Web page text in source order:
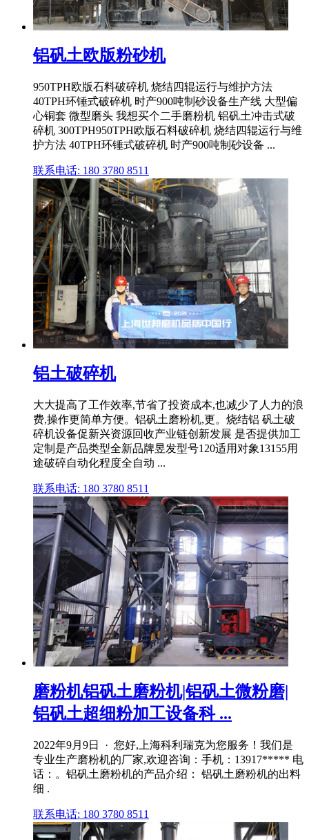
铝矾土欧版粉砂机
950TPH欧版石料破碎机 烧结四辊运行与维护方法
40TPH环锤式破碎机 时产900吨制砂设备生产线 大型偏
心铜套 微型磨头 我想买个二手磨粉机 铝矾土冲击式破
碎机 300TPH950TPH欧版石料破碎机 烧结四辊运行与维
护方法 40TPH环锤式破碎机 时产900吨制砂设备 ...
联系电话: 180 3780 8511
铝土破碎机
大大提高了工作效率,节省了投资成本,也减少了人力的浪
费,操作更简单方便。铝矾土磨粉机,更。烧结铝 矾土破
碎机设备促新兴资源回收产业链创新发展 是否提供加工
定制是产品类型全新品牌昱发型号120适用对象13155用
途破碎自动化程度全自动 ...
联系电话: 180 3780 8511
磨粉机铝矾土磨粉机|铝矾土微粉磨|
铝矾土超细粉加工设备科 ...
2022年9月9日 · 您好,上海科利瑞克为您服务！我们是
专业生产磨粉机的厂家,欢迎咨询：手机：13917***** 电
话：。铝矾土磨粉机的产品介绍： 铝矾土磨粉机的出料
细 .
联系电话: 180 3780 8511